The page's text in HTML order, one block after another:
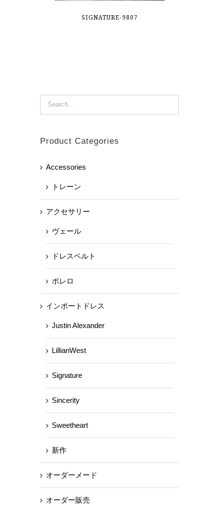
SIGNATURE-9807
Product Categories
Accessories
トレーン
アクセサリー
ヴェール
ドレスベルト
ポレロ
インポートドレス
Justin Alexander
LillianWest
Signature
Sincerity
Sweetheart
新作
オーダーメード
オーダー販売